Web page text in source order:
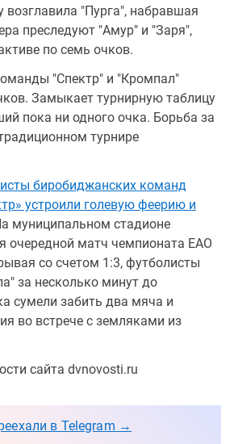
возглавила "Пурга", набравшая
преследуют "Амур" и "Заря",
по семь очков.
"Спектр" и "Кромпал"
Замыкает турнирную таблицу
пока ни одного очка. Борьба за
турнире
биробиджанских команд
устроили голевую феерию и
муниципальном стадионе
очередной матч чемпионата ЕАО
со счетом 1:3, футболисты
за несколько минут до
сумели забить два мяча и
во встрече с земляками из
сайта dvnovosti.ru
в Telegram →